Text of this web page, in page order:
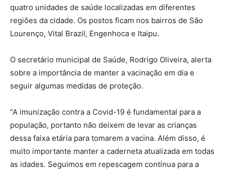
quatro unidades de saúde localizadas em diferentes
regiões da cidade. Os postos ficam nos bairros de São
Lourenço, Vital Brazil, Engenhoca e Itaipu.
O secretário municipal de Saúde, Rodrigo Oliveira, alerta
sobre a importância de manter a vacinação em dia e
seguir algumas medidas de proteção.
“A imunização contra a Covid-19 é fundamental para a
população, portanto não deixem de levar as crianças
dessa faixa etária para tomarem a vacina. Além disso, é
muito importante manter a caderneta atualizada em todas
as idades. Seguimos em repescagem contínua para a